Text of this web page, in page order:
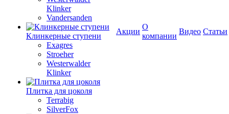
Klinker
Vandersanden
Клинкерные ступени
Exagres
Stroeher
Westerwalder
Klinker
Плитка для цоколя
Terrabig
SilverFox
Акции
О
компании
Видео Статьи